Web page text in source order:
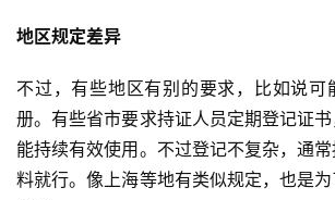
地区规定差异
不过，有些地区有别的要求，比如说可
册。有些省市要求持证人员定期登记证
能持续有效使用。不过登记不复杂，通
料就行。像上海等地有类似规定，也是